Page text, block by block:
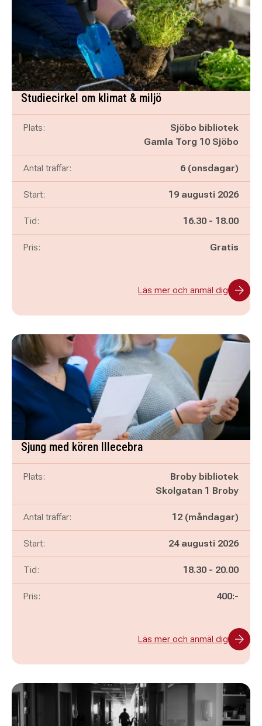
Studiecirkel om klimat & miljö
Plats:
Sjöbo bibliotek
Gamla Torg 10 Sjöbo
Antal träffar: 6 (onsdagar)
Start: 19 augusti 2026
Tid: Pågår mellan
16.30 - och
18.00
Pris: Gratis
Läs mer och anmäl dig
Sjung med kören Illecebra
Plats:
Broby bibliotek
Skolgatan 1 Broby
Antal träffar: 12 (måndagar)
Start: 24 augusti 2026
Tid: Pågår mellan
18.30 - och
20.00
Pris: 400:-
Läs mer och anmäl dig